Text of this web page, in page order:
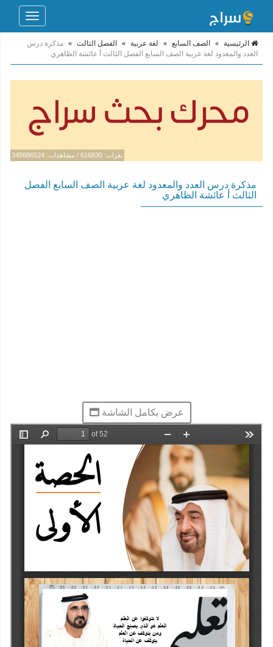
Toggle
الرئيسية » الصف السابع » لغة عربية » الفصل الثالث » مذكرة درس
العدد والمعدود لغة عربية الصف السابع الفصل الثالث أ عائشة الظاهري
نقرات: 616830 / مشاهدات: 345686524
مذكرة درس العدد والمعدود لغة عربية الصف السابع الفصل
الثالث أ عائشة الظاهري
عرض بكامل الشاشة